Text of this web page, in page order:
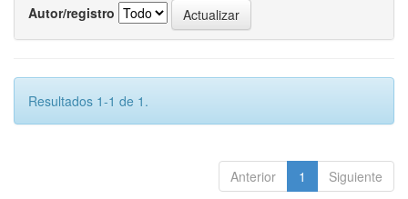
Autor/registro
Resultados 1-1 de 1.
Anterior 1 Siguiente